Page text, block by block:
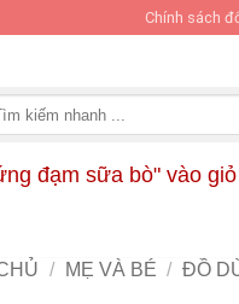
Chính sách
đạm sữa bò" vào
/ MẸ VÀ BÉ / ĐỒ